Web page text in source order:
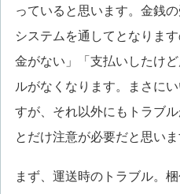
っていると思います。金銭
システムを通してとなりま
金がない」「支払いしたけ
ルがなくなります。まさに
すが、それ以外にもトラブ
とだけ注意が必要だと思いま
まず、運送時のトラブル。